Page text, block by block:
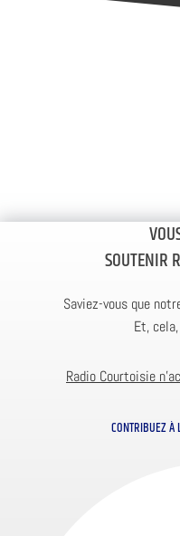
SOUTENIR
Saviez-vous que
Et, cela,
Radio Courtoisie
CONTRIBUEZ À